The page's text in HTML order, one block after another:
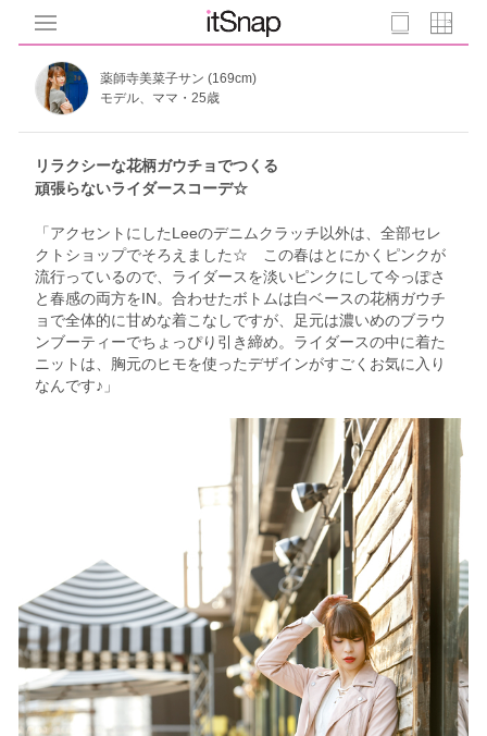
薬師寺美菜子サン (169cm)
モデル、ママ・25歳
リラクシーな花柄ガウチョでつくる
頑張らないライダースコーデ☆
「アクセントにしたLeeのデニムクラッチ以外は、全部セレ
クトショップでそろえました☆ この春はとにかくピンクが
流行っているので、ライダースを淡いピンクにして今っぽさ
と春感の両方をIN。合わせたボトムは白ベースの花柄ガウチ
ョで全体的に甘めな着こなしですが、足元は濃いめのブラウ
ンブーティーでちょっぴり引き締め。ライダースの中に着た
ニットは、胸元のヒモを使ったデザインがすごくお気に入り
なんです♪」